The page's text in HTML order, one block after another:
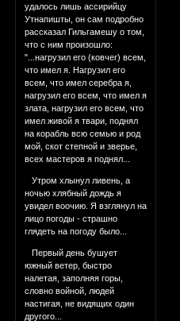
удалось лишь ассирийцу
Утнапишты, он сам подробно
рассказал Гильгамешу о том,
что с ним произошло:
"...нагрузил его (ковчег) всем,
что имел я. Нагрузил его
всем, что имел серебра я,
нагрузил его всем, что имел я
злата, нагрузил его всем, что
имел живой я твари, поднял
на корабль всю семью и род
мой, скот степной и зверье,
всех мастеров я поднял...
Утром хлынул ливень, а
ночью хлябный дождь я
увидел воочию. Я взглянул на
лицо погоды - страшно
глядеть на погоду было...
Первый день бушует
южный ветер, быстро
налетая, заполняя горы,
словно войной, людей
настигая, не видящих один
другого...